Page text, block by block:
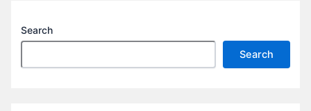
Search
Search